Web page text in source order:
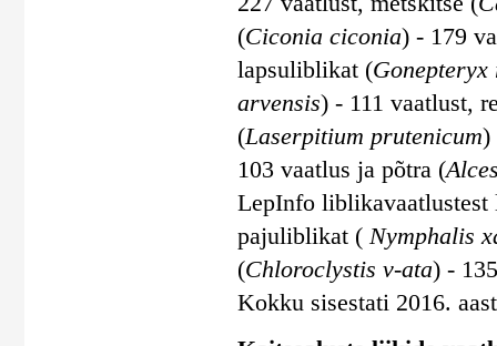
(Ciconia ciconia) - 179
lapsuliblikat (Gonepteryx
arvensis) - 111 vaatlust,
(Laserpitium prutenicum)
103 vaatlus ja põtra (
LepInfo liblikavaatlustest
pajuliblikat (Nymphalis
(Chloroclystis v-ata) -
Kokku sisestati 2016.